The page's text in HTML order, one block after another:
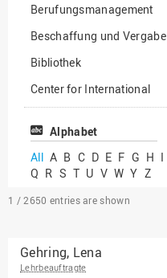
Berufungsmanagement
Beschaffung und Vergabe
Bibliothek
Center for International
Mobility
Center for International
Chancengerechtigkeit
eLearning Competence
EU-Büro
Fakultät
Alphabet
All A B C D E F G H I
Q R S T U V W Y Z
1 / 2650 entries are shown
Gehring, Lena
Lehrbeauftragte